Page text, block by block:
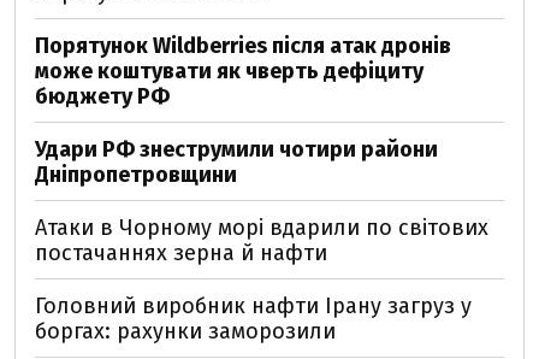
Порятунок Wildberries після атак дронів
може коштувати як чверть дефіциту
бюджету РФ
Удари РФ знеструмили чотири райони
Дніпропетровщини
Атаки в Чорному морі вдарили по світових
постачаннях зерна й нафти
Головний виробник нафти Ірану загруз у
боргах: рахунки заморозили